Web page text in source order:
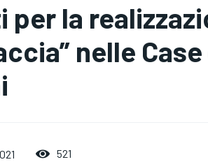
per la
nelle
521